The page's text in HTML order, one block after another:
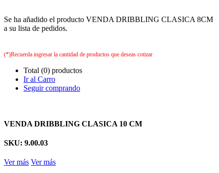
Se ha añadido el producto VENDA DRIBBLING CLASICA 8CM
a su lista de pedidos.
(*)Recuerda ingresar la cantidad de productos que deseas cotizar
Total (0) productos
Ir al Carro
Seguir comprando
VENDA DRIBBLING CLASICA 10 CM
SKU: 9.00.03
Ver más Ver más